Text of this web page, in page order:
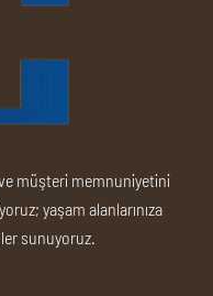
müşteri memnuniyetini
yaşam alanlarınıza
sunuyoruz.